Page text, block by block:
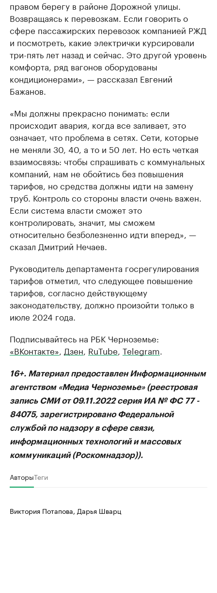
правом берегу в районе Дорожной улицы.
Возвращаясь к перевозкам. Если говорить о
сфере пассажирских перевозок компанией РЖД
и посмотреть, какие электрички курсировали
три-пять лет назад и сейчас. Это другой уровень
комфорта, ряд вагонов оборудованы
кондиционерами», — рассказал Евгений
Бажанов.
«Мы должны прекрасно понимать: если
происходит авария, когда все заливает, это
означает, что проблема в сетях. Сети, которые
не меняли 30, 40, а то и 50 лет. Но есть четкая
взаимосвязь: чтобы спрашивать с коммунальных
компаний, нам не обойтись без повышения
тарифов, но средства должны идти на замену
труб. Контроль со стороны власти очень важен.
Если система власти сможет это
контролировать, значит, мы сможем
относительно безболезненно идти вперед», —
сказал Дмитрий Нечаев.
Руководитель департамента госрегулирования
тарифов отметил, что следующее повышение
тарифов, согласно действующему
законодательству, должно произойти только в
июле 2024 года.
Подписывайтесь на РБК Черноземье:
«ВКонтакте», Дзен, RuTube, Telegram.
16+. Материал предоставлен Информационным
агентством «Медиа Черноземье» (реестровая
запись СМИ от 09.11.2022 серия ИА № ФС 77 -
84075, зарегистрировано Федеральной
службой по надзору в сфере связи,
информационных технологий и массовых
коммуникаций (Роскомнадзор)).
АвторыТеги
Виктория Потапова, Дарья Шварц